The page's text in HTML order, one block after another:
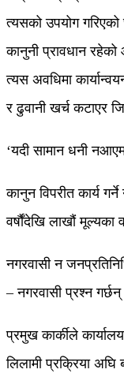
त्यसको उपयोग
कानुनी प्रावधान
त्यस अवधिमा
र ढुवानी खर्च कटाएर
‘यदी सामान धनी
कानुन विपरीत कार्य
वर्षौंदेखि लाखौं मूल्यका
नगरवासी न
– नगरवासी प्रश्न गर्छन्
प्रमुख कार्कीले
लिलामी प्रक्रिया